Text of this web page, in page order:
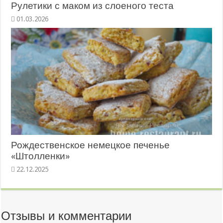
Рулетики с маком из слоеного теста
01.03.2026
Рождественское немецкое печенье
«Штолленки»
22.12.2025
Отзывы и комментарии